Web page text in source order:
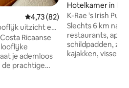
Gemiddelde beoordeling van
4,73 (82)
Ricaanse
je ademloos
de prachtige
Hotelkamer in
K-Rae 's Irish Pub
Slechts 6 km
restaurants,
schildpadden, zip
kajakken, vissen, ATV-tours, winkelen,